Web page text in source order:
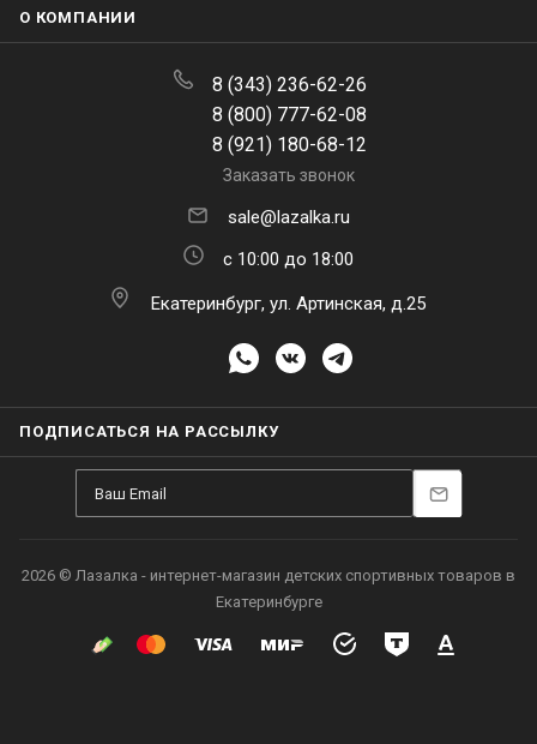
О КОМПАНИИ
8 (343) 236-62-26
8 (800) 777-62-08
8 (921) 180-68-12
Заказать звонок
sale@lazalka.ru
с 10:00 до 18:00
Екатеринбург, ул. Артинская, д.25
ПОДПИСАТЬСЯ НА РАССЫЛКУ
2026 © Лазалка - интернет-магазин детских спортивных товаров в
Екатеринбурге